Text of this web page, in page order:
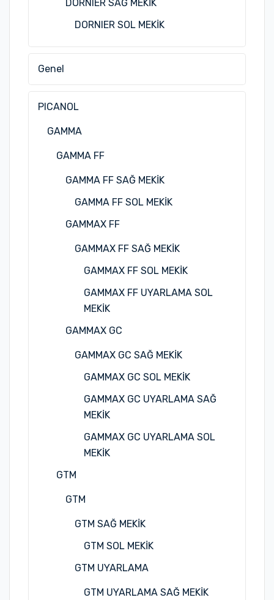
DORNIER SAĞ MEKİK
DORNIER SOL MEKİK
Genel
PICANOL
GAMMA
GAMMA FF
GAMMA FF SAĞ MEKİK
GAMMA FF SOL MEKİK
GAMMAX FF
GAMMAX FF SAĞ MEKİK
GAMMAX FF SOL MEKİK
GAMMAX FF UYARLAMA SOL
MEKİK
GAMMAX GC
GAMMAX GC SAĞ MEKİK
GAMMAX GC SOL MEKİK
GAMMAX GC UYARLAMA SAĞ
MEKİK
GAMMAX GC UYARLAMA SOL
MEKİK
GTM
GTM
GTM SAĞ MEKİK
GTM SOL MEKİK
GTM UYARLAMA
GTM UYARLAMA SAĞ MEKİK